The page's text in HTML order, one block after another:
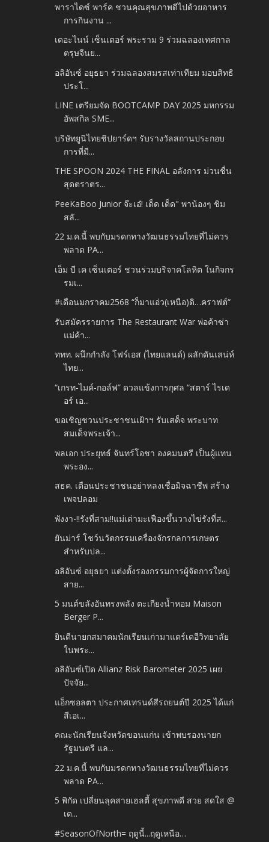
พาราไดซ์ พาร์ค ชวนคุณสุขภาพดีไปด้วยอาหาร
การกินงาน ...
เดอะไนน์ เซ็นเตอร์ พระราม 9 ร่วมฉลองเทศกาล
ตรุษจีนย...
อลิอันซ์ อยุธยา ร่วมฉลองสมรสเท่าเทียม มอบสิทธิ
ประโ...
LINE เตรียมจัด BOOTCAMP DAY 2025 มหกรรม
อัพสกิล SME...
บริษัทยูนิไทยชิปยาร์ดฯ รับรางวัลสถานประกอบ
การที่มี...
THE SPOON 2024 THE FINAL อลังการ ม่วนชื่น
สุดตราตร...
PeeKaBoo Junior จ๊ะเอ๋! เด็ด เด็ด" พาน้องๆ ชิม
สลั...
22 ม.ค.นี้ พบกับมรดกทางวัฒนธรรมไทยที่ไม่ควร
พลาด PA...
เอ็ม บี เค เซ็นเตอร์ ชวนร่วมบริจาคโลหิต ในกิจกร
รมเ...
#เดือนมกราคม2568 “ก็มาแอ่ว(เหนือ)ดิ…คราฟต์“
รับสมัครรายการ The Restaurant War พ่อค้าซ่า
แม่ค้า...
ททท. ผนึกกำลัง โฟร์เอส (ไทยแลนด์) ผลักดันเสน่ห์
ไทย...
“เกรท-ไมค์-กอล์ฟ” ดวลแข้งการกุศล “สตาร์ ไรเด
อร์ เอ...
ขอเชิญชวนประชาชนเฝ้าฯ รับเสด็จ พระบาท
สมเด็จพระเจ้า...
พลเอก ประยุทธ์ จันทร์โอชา องคมนตรี เป็นผู้แทน
พระอง...
สธค. เตือนประชาชนอย่าหลงเชื่อมิจฉาชีพ สร้าง
เพจปลอม
พังงา-!!รังที่สาม!!แม่เต่ามะเฟืองขึ้นวางไข่รังที่ส...
ยันม่าร์ โชว์นวัตกรรมเครื่องจักรกลการเกษตร
สำหรับปล...
อลิอันซ์ อยุธยา แต่งตั้งรองกรรมการผู้จัดการใหญ่
สาย...
5 มนต์ขลังอันทรงพลัง ตะเกียงน้ำหอม Maison
Berger P...
ยินดีนายกสมาคมนักเรียนเก่ามาแตร์เดอีวิทยาลัย
ในพระ...
อลิอันซ์เปิด Allianz Risk Barometer 2025 เผย
ปัจจัย...
แอ็กซอลตา ประกาศเทรนด์สีรถยนต์ปี 2025 ได้แก่
สีเอเ...
คณะนักเรียนจังหวัดขอนแก่น เข้าพบรองนายก
รัฐมนตรี แล...
22 ม.ค.นี้ พบกับมรดกทางวัฒนธรรมไทยที่ไม่ควร
พลาด PA...
5 พิกัด เปลี่ยนลุคสายเฮลตี้ สุขภาพดี สวย สดใส @
เด...
#SeasonOfNorth= ฤดูนี้...ฤดูเหนือ…